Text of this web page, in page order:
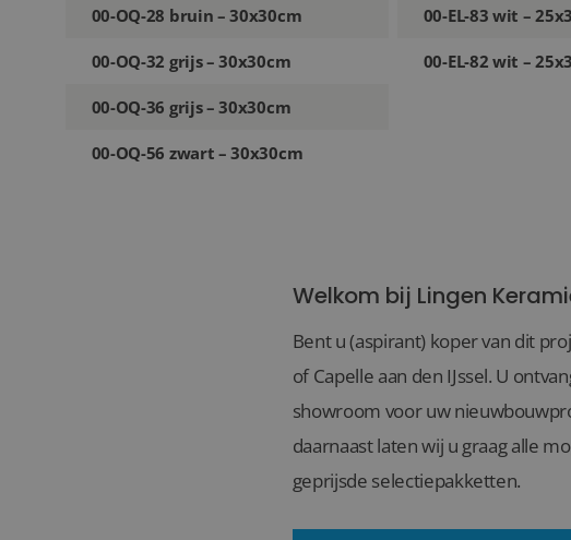
00-OQ-28 bruin – 30x30cm
00-OQ-32 grijs – 30x30cm
00-OQ-36 grijs – 30x30cm
00-OQ-56 zwart – 30x30cm
00-EL-83 wit –
00-EL-82 wit –
Welkom bij Lingen
Bent u (aspirant) koper van dit
of Capelle aan den IJssel. U
showroom voor uw
daarnaast laten wij u graag alle
geprijsde selectiepakketten.